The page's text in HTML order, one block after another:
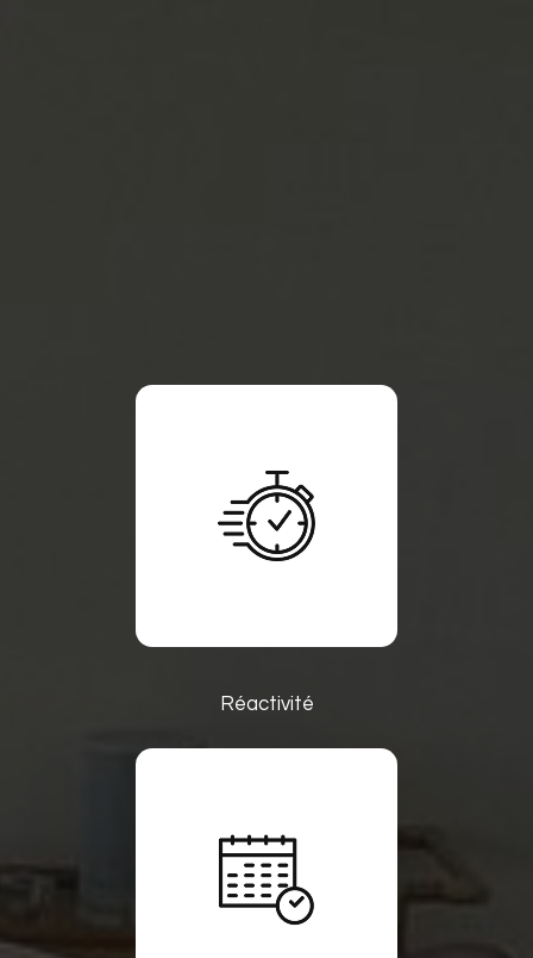
Réactivité